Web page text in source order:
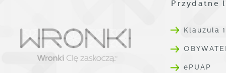
Przydatne
Klauzula
ePUAP